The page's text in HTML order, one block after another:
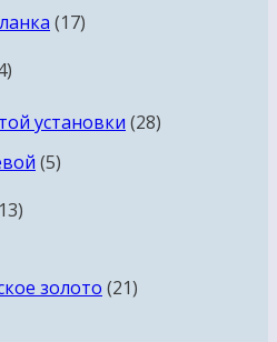
1717
4
установки 2828
55
1313
золото 21товар